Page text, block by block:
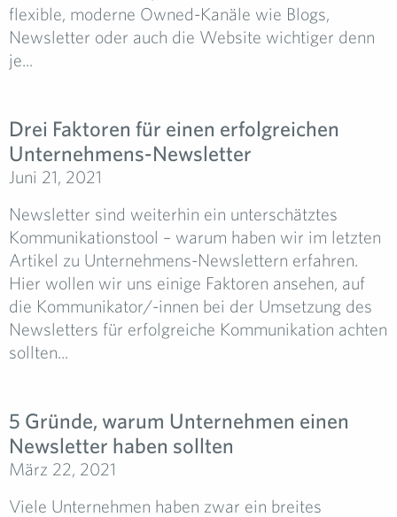
flexible, moderne Owned-Kanäle wie Blogs,
Newsletter oder auch die Website wichtiger denn
je...
Drei Faktoren für einen erfolgreichen
Unternehmens-Newsletter
Juni 21, 2021
Newsletter sind weiterhin ein unterschätztes
Kommunikationstool – warum haben wir im letzten
Artikel zu Unternehmens-Newslettern erfahren.
Hier wollen wir uns einige Faktoren ansehen, auf
die Kommunikator/-innen bei der Umsetzung des
Newsletters für erfolgreiche Kommunikation achten
sollten...
5 Gründe, warum Unternehmen einen
Newsletter haben sollten
März 22, 2021
Viele Unternehmen haben zwar ein breites